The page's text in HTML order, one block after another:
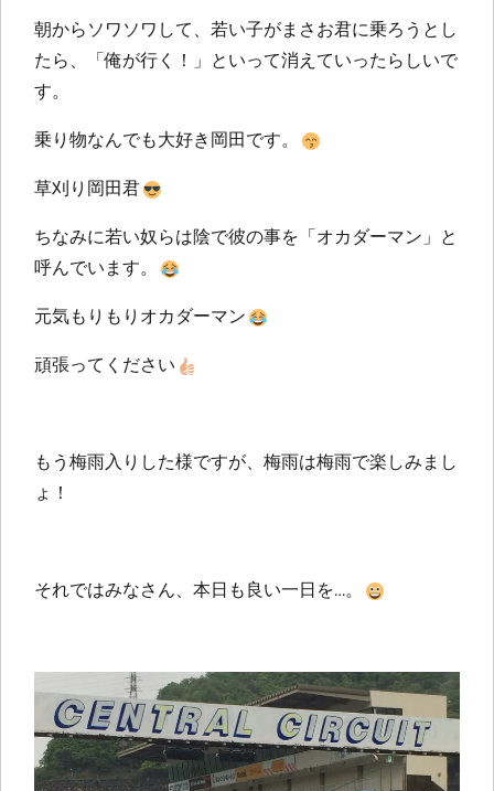
朝からソワソワして、若い子がまさお君に乗ろうとし
たら、「俺が行く！」といって消えていったらしいで
す。
乗り物なんでも大好き岡田です。
草刈り岡田君
ちなみに若い奴らは陰で彼の事を「オカダーマン」と
呼んでいます。
元気もりもりオカダーマン
頑張ってください
もう梅雨入りした様ですが、梅雨は梅雨で楽しみまし
ょ！
それではみなさん、本日も良い一日を…。